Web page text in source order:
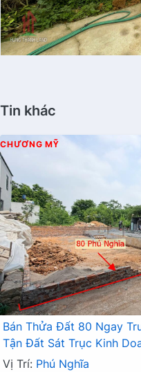
Tin khác
CHƯƠNG MỸ
Bán Thửa Đất 80 Ngay
Tận Đất Sát Trục Kinh
Vị Trí: Phú Nghĩa